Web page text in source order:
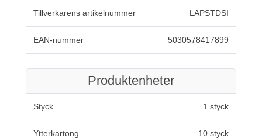
Tillverkarens artikelnummer LAPSTDSI
EAN-nummer 5030578417899
Produktenheter
Styck 1 styck
Ytterkartong 10 styck